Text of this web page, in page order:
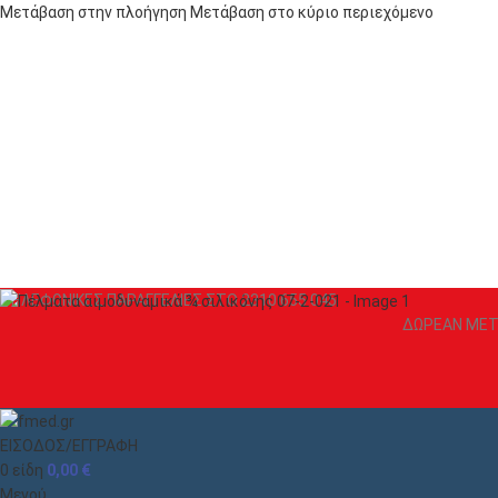
Μετάβαση στην πλοήγηση Μετάβαση στο κύριο περιεχόμενο
ΤΗΛΕΦΩΝΙΚΕΣ ΠΑΡΑΓΓΕΛΙΕΣ ΣΤΟ 2310 655 045
ΔΩΡΕΑΝ
ΕΙΣΟΔΟΣ/ΕΓΓΡΑΦΗ
0 είδη 0,00 €